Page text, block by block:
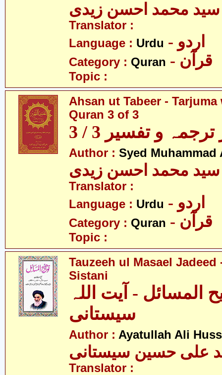
سید محمد احسن زیدی
Translator :
Language : Urdu - اردو
Category : Quran - قرآن
Topic :
Ahsan ut Tabeer - Tarjuma
Quran 3 of 3
و تفسیر 3 / 3
Author : Syed Muhammad
سید محمد احسن زیدی
Translator :
Language : Urdu - اردو
Category : Quran - قرآن
Topic :
Tauzeeh ul Masael Jadeed
Sistani
المسائل - آیت اللہ
سیستانی
Author : Ayatullah Ali
علی حسین سیستانی
Translator :